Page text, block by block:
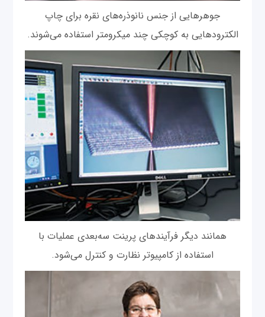
جوهرهایی از جنس نانوذره‌های نقره برای چاپ
الکترودهایی به کوچکی چند میکرومتر استفاده می‌شوند.
همانند دیگر فرآیندهای پرینت سه‌بعدی عملیات با
استفاده از کامپیوتر نظارت و کنترل می‌شود.